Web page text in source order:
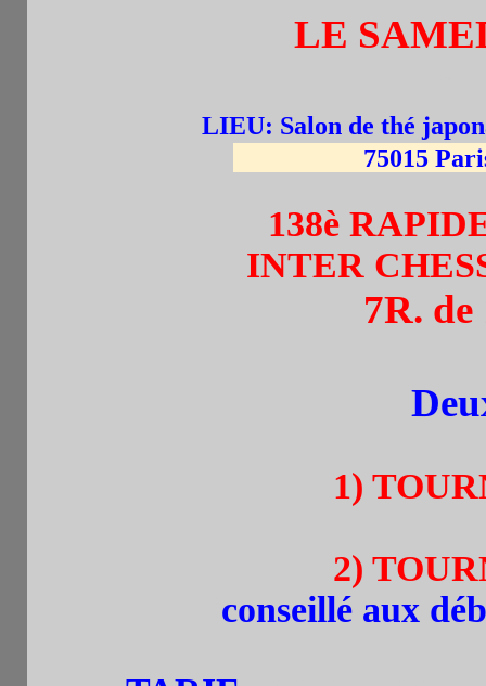
LE
LIEU: Salon de thé
75015 Paris .
138è
INTER
7R.
1)
2)
conseillé aux